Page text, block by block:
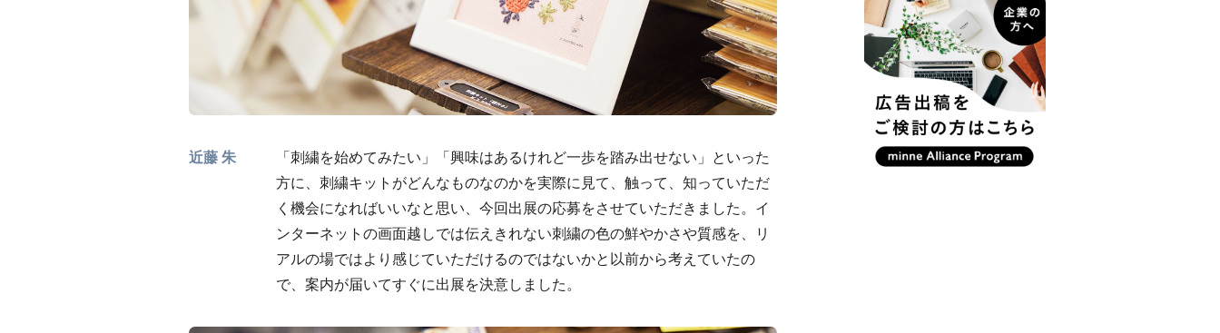
近藤 朱
「刺繍を始めてみたい」「興味はあるけれど一歩を踏み出せない」といった
方に、刺繍キットがどんなものなのかを実際に見て、触って、知っていただ
く機会になればいいなと思い、今回出展の応募をさせていただきました。イ
ンターネットの画面越しでは伝えきれない刺繍の色の鮮やかさや質感を、リ
アルの場ではより感じていただけるのではないかと以前から考えていたの
で、案内が届いてすぐに出展を決意しました。